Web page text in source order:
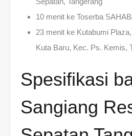
10 menit ke Toserba
23 menit ke Kutabumi
Kuta Baru, Kec. Ps. Kemis,
Spesifikasi
Sangiang